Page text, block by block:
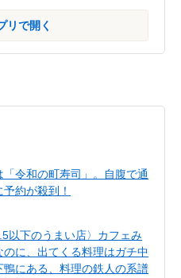
リで開く
「令和の町寿司」。自腹で通
約が殺到！
以下のうまい店〉カフェみ
のに、出てくる料理はガチ中
鴨にある、料理の鉄人の系譜